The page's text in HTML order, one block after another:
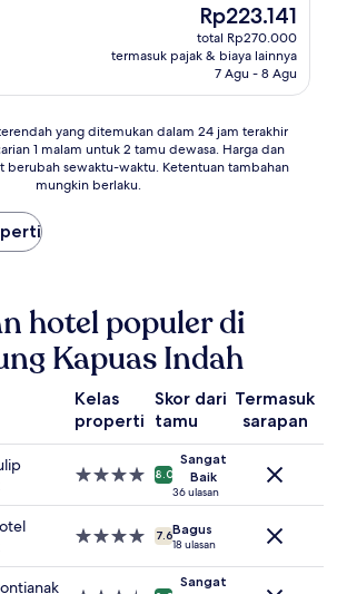
Harga
sekarang
Rp223.141
Rp223.141
total Rp270.000
termasuk pajak & biaya lainnya
7 Agu - 8 Agu
yang ditemukan dalam 24 jam terakhir
1 malam untuk 2 tamu dewasa. Harga dan
berubah sewaktu-waktu. Ketentuan tambahan
mungkin berlaku.
hotel populer di
Kapuas Indah
Kelas
properti
Skor dari
tamu
Termasuk
sarapan
Properti
8.0
Sangat
Baik
36 ulasan
Properti
7.6Bagus
18 ulasan
Sangat